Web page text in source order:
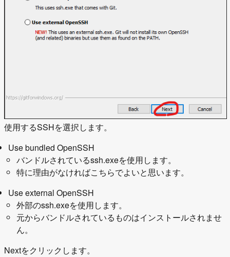
使用するSSHを選択します。
Use bundled OpenSSH
バンドルされているssh.exeを使用します。
特に理由がなければこちらでよいと思います。
Use external OpenSSH
外部のssh.exeを使用します。
元からバンドルされているものはインストールされませ
ん。
Nextをクリックします。